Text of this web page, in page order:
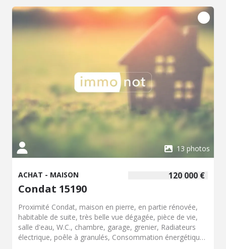
W.C., d'une ancienne fromagerie et d'une cave.
Honoraires de négociation inclus, 7.980 EUR charge
vendeur. Dépenses énergétiques théoriques annuelles
comprises entre 6.350 EUR et 8.670 EUR (années de réf.
13 photos
120 000 €
ACHAT - MAISON
Condat 15190
Proximité Condat, maison en pierre, en partie rénovée,
habitable de suite, très belle vue dégagée, pièce de vie,
salle d'eau, W.C., chambre, garage, grenier, Radiateurs
électrique, poêle à granulés, Consommation énergétique